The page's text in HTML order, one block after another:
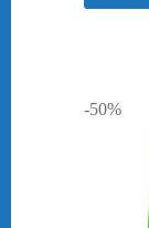
-50%